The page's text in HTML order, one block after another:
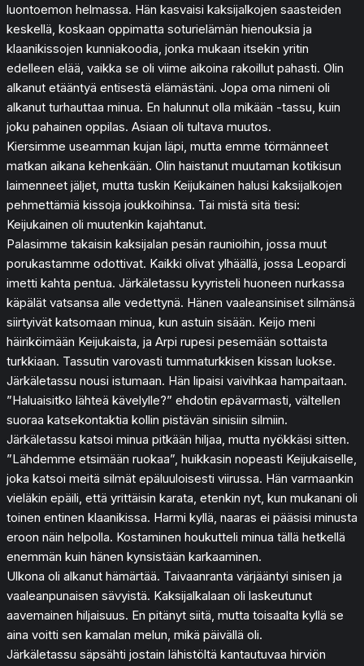
luontoemon helmassa. Hän kasvaisi kaksijalkojen saasteiden
keskellä, koskaan oppimatta soturielämän hienouksia ja
klaanikissojen kunniakoodia, jonka mukaan itsekin yritin
edelleen elää, vaikka se oli viime aikoina rakoillut pahasti. Olin
alkanut etääntyä entisestä elämästäni. Jopa oma nimeni oli
alkanut turhauttaa minua. En halunnut olla mikään -tassu, kuin
joku pahainen oppilas. Asiaan oli tultava muutos.
Kiersimme useamman kujan läpi, mutta emme törmänneet
matkan aikana kehenkään. Olin haistanut muutaman kotikisun
laimenneet jäljet, mutta tuskin Keijukainen halusi kaksijalkojen
pehmettämiä kissoja joukkoihinsa. Tai mistä sitä tiesi:
Keijukainen oli muutenkin kajahtanut.
Palasimme takaisin kaksijalan pesän raunioihin, jossa muut
porukastamme odottivat. Kaikki olivat ylhäällä, jossa Leopardi
imetti kahta pentua. Järkäletassu kyyristeli huoneen nurkassa
käpälät vatsansa alle vedettynä. Hänen vaaleansiniset silmänsä
siirtyivät katsomaan minua, kun astuin sisään. Keijo meni
häiriköimään Keijukaista, ja Arpi rupesi pesemään sottaista
turkkiaan. Tassutin varovasti tummaturkkisen kissan luokse.
Järkäletassu nousi istumaan. Hän lipaisi vaivihkaa hampaitaan.
”Haluaisitko lähteä kävelylle?” ehdotin epävarmasti, vältellen
suoraa katsekontaktia kollin pistävän sinisiin silmiin.
Järkäletassu katsoi minua pitkään hiljaa, mutta nyökkäsi sitten.
”Lähdemme etsimään ruokaa”, huikkasin nopeasti Keijukaiselle,
joka katsoi meitä silmät epäluuloisesti viirussa. Hän varmaankin
vieläkin epäili, että yrittäisin karata, etenkin nyt, kun mukanani oli
toinen entinen klaanikissa. Harmi kyllä, naaras ei pääsisi minusta
eroon näin helpolla. Kostaminen houkutteli minua tällä hetkellä
enemmän kuin hänen kynsistään karkaaminen.
Ulkona oli alkanut hämärtää. Taivaanranta värjääntyi sinisen ja
vaaleanpunaisen sävyistä. Kaksijalkalaan oli laskeutunut
aavemainen hiljaisuus. En pitänyt siitä, mutta toisaalta kyllä se
aina voitti sen kamalan melun, mikä päivällä oli.
Järkäletassu säpsähti jostain lähistöltä kantautuvaa hirviön